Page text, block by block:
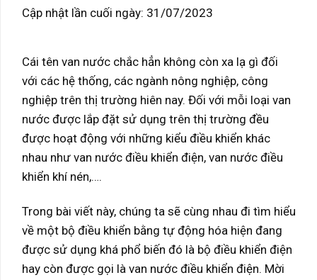
Cập nhật lần cuối ngày: 31/07/2023
Cái tên van nước chắc hẳn không còn xa lạ gì đối
với các hệ thống, các ngành nông nghiệp, công
nghiệp trên thị trường hiên nay. Đối với mỗi loại van
nước được lắp đặt sử dụng trên thị trường đều
được hoạt động với những kiểu điều khiển khác
nhau như van nước điều khiển điện, van nước điều
khiển khí nén,….
Trong bài viết này, chúng ta sẽ cùng nhau đi tìm hiểu
về một bộ điều khiển bằng tự động hóa hiện đang
được sử dụng khá phổ biến đó là bộ điều khiển điện
hay còn được gọi là van nước điều khiển điện. Mời